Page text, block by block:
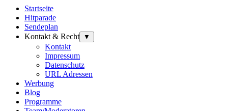
Startseite
Hitparade
Sendeplan
Kontakt & Recht
▼
Kontakt
Impressum
Datenschutz
URL Adressen
Werbung
Blog
Programme